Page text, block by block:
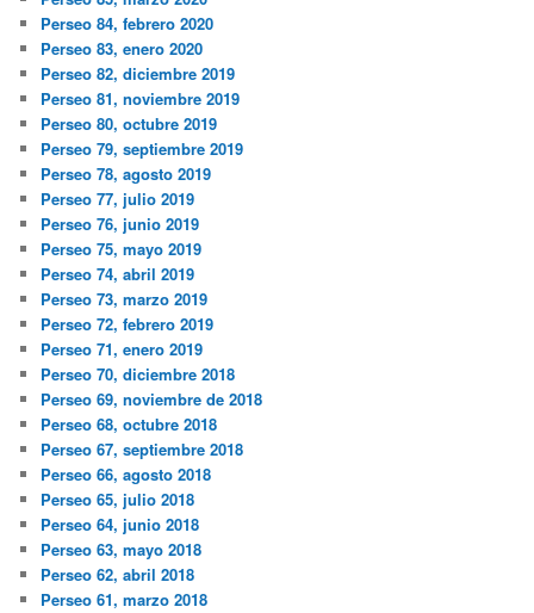
Perseo 84, febrero 2020
Perseo 83, enero 2020
Perseo 82, diciembre 2019
Perseo 81, noviembre 2019
Perseo 80, octubre 2019
Perseo 79, septiembre 2019
Perseo 78, agosto 2019
Perseo 77, julio 2019
Perseo 76, junio 2019
Perseo 75, mayo 2019
Perseo 74, abril 2019
Perseo 73, marzo 2019
Perseo 72, febrero 2019
Perseo 71, enero 2019
Perseo 70, diciembre 2018
Perseo 69, noviembre de 2018
Perseo 68, octubre 2018
Perseo 67, septiembre 2018
Perseo 66, agosto 2018
Perseo 65, julio 2018
Perseo 64, junio 2018
Perseo 63, mayo 2018
Perseo 62, abril 2018
Perseo 61, marzo 2018